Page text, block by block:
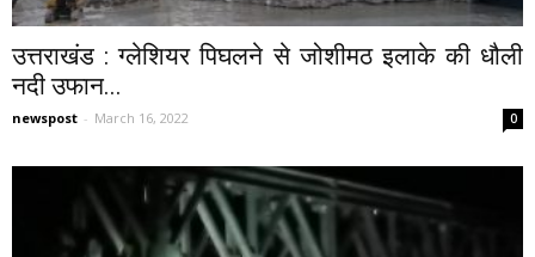
उत्तराखंड : ग्लेशियर पिघलने से जोशीमठ इलाके की धौली
नदी उफान...
newspost - March 16, 2022 0